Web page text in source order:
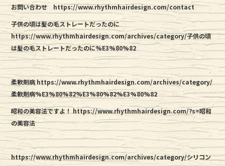
お問い合わせ https://www.rhythmhairdesign.com/contact
子供の頃は髪の毛ストレートだったのに
https://www.rhythmhairdesign.com/archives/category/子供の頃
は髪の毛ストレートだったのに%E3%80%82
柔軟剤病 https://www.rhythmhairdesign.com/archives/category/
柔軟剤病%E3%80%82%E3%80%82%E3%80%82
昭和の美容法ですよ！ https://www.rhythmhairdesign.com/?s=昭和
の美容法
https://www.rhythmhairdesign.com/archives/category/シリコン